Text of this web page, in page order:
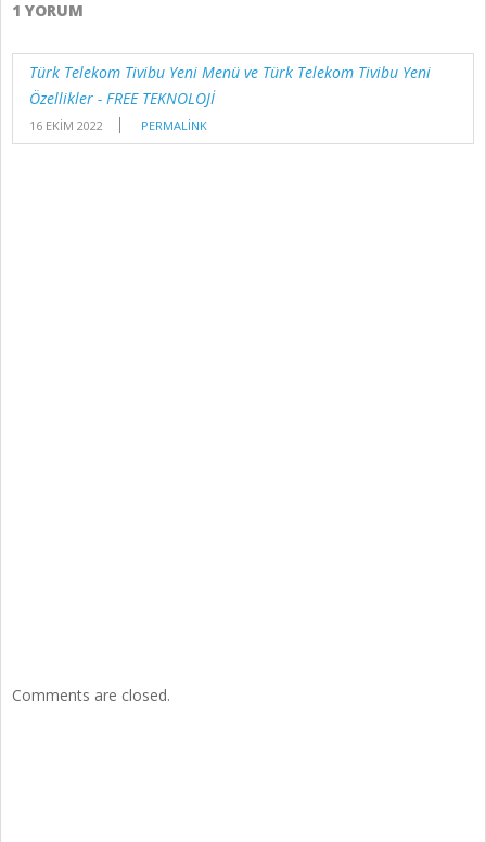
1 YORUM
Türk Telekom Tivibu Yeni Menü ve Türk Telekom Tivibu Yeni
Özellikler - FREE TEKNOLOJİ
16 EKIM 2022 PERMALINK
Comments are closed.